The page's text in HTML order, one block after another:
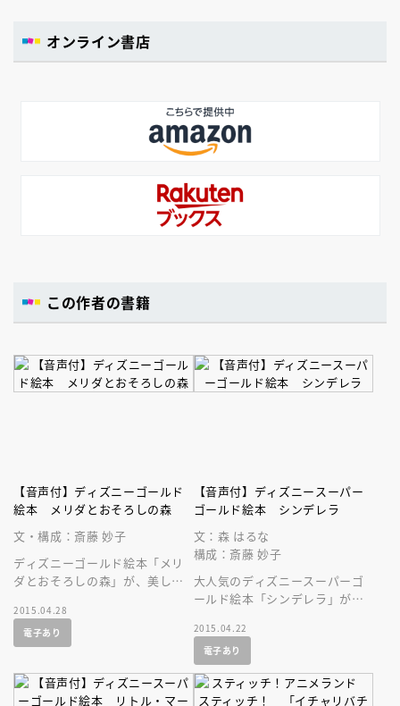
オンライン書店
この作者の書籍
【音声付】ディズニーゴールド
絵本 メリダとおそろしの森
文・構成：斎藤 妙子
ディズニーゴールド絵本「メリ
ダとおそろしの森」が、美しい
す！ ディズニーの人気作を持
ち歩こう！
2015.04.28
電子あり
【音声付】ディズニースーパー
ゴールド絵本 シンデレラ
文：森 はるな
構成：斎藤 妙子
大人気のディズニースーパーゴ
ールド絵本「シンデレラ」が、
す！
2015.04.22
電子あり